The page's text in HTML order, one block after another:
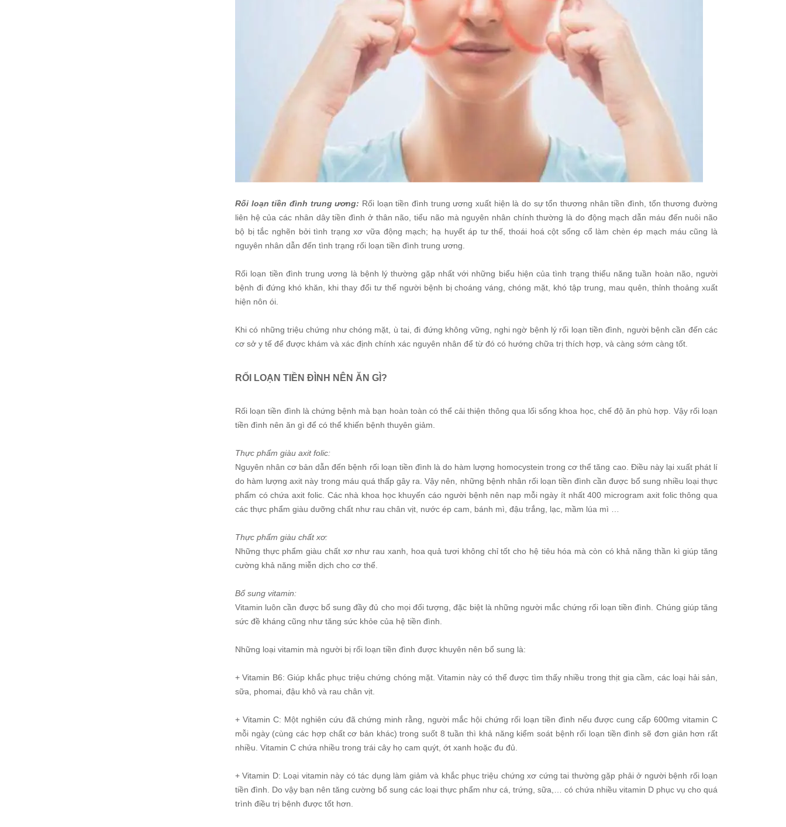
Rối loạn tiền đình trung ương: Rối loạn tiền đình trung ương xuất hiện là do sự tổn thương nhân tiền đình, tổn thương đường
liên hệ của các nhân dây tiền đình ở thân não, tiểu não mà nguyên nhân chính thường là do động mạch dẫn máu đến nuôi não
bộ bị tắc nghẽn bởi tình trạng xơ vữa động mạch; hạ huyết áp tư thế, thoái hoá cột sống cổ làm chèn ép mạch máu cũng là
nguyên nhân dẫn đến tình trạng rối loạn tiền đình trung ương.
Rối loạn tiền đình trung ương là bệnh lý thường gặp nhất với những biểu hiện của tình trạng thiểu năng tuần hoàn não, người
bệnh đi đứng khó khăn, khi thay đổi tư thế người bệnh bị choáng váng, chóng mặt, khó tập trung, mau quên, thỉnh thoảng xuất
hiện nôn ói.
Khi có những triệu chứng như chóng mặt, ù tai, đi đứng không vững, nghi ngờ bệnh lý rối loạn tiền đình, người bệnh cần đến các
cơ sở y tế để được khám và xác định chính xác nguyên nhân để từ đó có hướng chữa trị thích hợp, và càng sớm càng tốt.
RỐI LOẠN TIỀN ĐÌNH NÊN ĂN GÌ?
Rối loạn tiền đình là chứng bệnh mà bạn hoàn toàn có thể cải thiện thông qua lối sống khoa học, chế độ ăn phù hợp. Vậy rối loạn
tiền đình nên ăn gì để có thể khiến bệnh thuyên giảm.
Thực phẩm giàu axit folic:
Nguyên nhân cơ bản dẫn đến bệnh rối loạn tiền đình là do hàm lượng homocystein trong cơ thể tăng cao. Điều này lại xuất phát lí
do hàm lượng axit này trong máu quá thấp gây ra. Vậy nên, những bệnh nhân rối loạn tiền đình cần được bổ sung nhiều loại thực
phẩm có chứa axit folic. Các nhà khoa học khuyến cáo người bệnh nên nạp mỗi ngày ít nhất 400 microgram axit folic thông qua
các thực phẩm giàu dưỡng chất như rau chân vịt, nước ép cam, bánh mì, đậu trắng, lạc, mầm lúa mì …
Thực phẩm giàu chất xơ:
Những thực phẩm giàu chất xơ như rau xanh, hoa quả tươi không chỉ tốt cho hệ tiêu hóa mà còn có khả năng thần kì giúp tăng
cường khả năng miễn dịch cho cơ thể.
Bổ sung vitamin:
Vitamin luôn cần được bổ sung đầy đủ cho mọi đối tượng, đặc biệt là những người mắc chứng rối loạn tiền đình. Chúng giúp tăng
sức đề kháng cũng như tăng sức khỏe của hệ tiền đình.
Những loại vitamin mà người bị rối loạn tiền đình được khuyên nên bổ sung là:
+ Vitamin B6: Giúp khắc phục triệu chứng chóng mặt. Vitamin này có thể được tìm thấy nhiều trong thịt gia cầm, các loại hải sản,
sữa, phomai, đậu khô và rau chân vịt.
+ Vitamin C: Một nghiên cứu đã chứng minh rằng, người mắc hội chứng rối loạn tiền đình nếu được cung cấp 600mg vitamin C
mỗi ngày (cùng các hợp chất cơ bản khác) trong suốt 8 tuần thì khả năng kiểm soát bệnh rối loạn tiền đình sẽ đơn giản hơn rất
nhiều. Vitamin C chứa nhiều trong trái cây họ cam quýt, ớt xanh hoặc đu đủ.
+ Vitamin D: Loại vitamin này có tác dụng làm giảm và khắc phục triệu chứng xơ cứng tai thường gặp phải ở người bệnh rối loạn
tiền đình. Do vậy bạn nên tăng cường bổ sung các loại thực phẩm như cá, trứng, sữa,… có chứa nhiều vitamin D phục vụ cho quá
trình điều trị bệnh được tốt hơn.